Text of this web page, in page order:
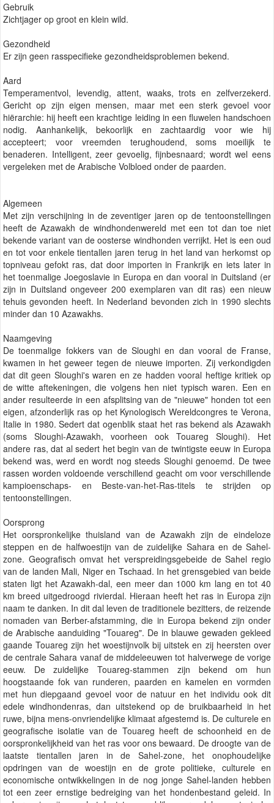
Gebruik
Zichtjager op groot en klein wild.
Gezondheid
Er zijn geen rasspecifieke gezondheidsproblemen bekend.
Aard
Temperamentvol, levendig, attent, waaks, trots en zelfverzekerd.
Gericht op zijn eigen mensen, maar met een sterk gevoel voor
hiërarchie: hij heeft een krachtige leiding in een fluwelen handschoen
nodig. Aanhankelijk, bekoorlijk en zachtaardig voor wie hij
accepteert; voor vreemden terughoudend, soms moeilijk te
benaderen. Intelligent, zeer gevoelig, fijnbesnaard; wordt wel eens
vergeleken met de Arabische Volbloed onder de paarden.
Algemeen
Met zijn verschijning in de zeventiger jaren op de tentoonstellingen
heeft de Azawakh de windhondenwereld met een tot dan toe niet
bekende variant van de oosterse windhonden verrijkt. Het is een oud
en tot voor enkele tientallen jaren terug in het land van herkomst op
topniveau gefokt ras, dat door importen in Frankrijk en iets later in
het toenmalige Joegoslavie in Europa en dan vooral in Duitsland (er
zijn in Duitsland ongeveer 200 exemplaren van dit ras) een nieuw
tehuis gevonden heeft. In Nederland bevonden zich in 1990 slechts
minder dan 10 Azawakhs.
Naamgeving
De toenmalige fokkers van de Sloughi en dan vooral de Franse,
kwamen in het geweer tegen de nieuwe importen. Zij verkondigden
dat dit geen Sloughi's waren en ze hadden vooral heftige kritiek op
de witte aftekeningen, die volgens hen niet typisch waren. Een en
ander resulteerde in een afsplitsing van de "nieuwe" honden tot een
eigen, afzonderlijk ras op het Kynologisch Wereldcongres te Verona,
Italie in 1980. Sedert dat ogenblik staat het ras bekend als Azawakh
(soms Sloughi-Azawakh, voorheen ook Touareg Sloughi). Het
andere ras, dat al sedert het begin van de twintigste eeuw in Europa
bekend was, werd en wordt nog steeds Sloughi genoemd. De twee
rassen worden voldoende verschillend geacht om voor verschillende
kampioenschaps- en Beste-van-het-Ras-titels te strijden op
tentoonstellingen.
Oorsprong
Het oorspronkelijke thuisland van de Azawakh zijn de eindeloze
steppen en de halfwoestijn van de zuidelijke Sahara en de Sahel-
zone. Geografisch omvat het verspreidingsgebeide de Sahel regio
van de landen Mali, Niger en Tschaad. In het grensgebied van beide
staten ligt het Azawakh-dal, een meer dan 1000 km lang en tot 40
km breed uitgedroogd rivierdal. Hieraan heeft het ras in Europa zijn
naam te danken. In dit dal leven de traditionele bezitters, de reizende
nomaden van Berber-afstamming, die in Europa bekend zijn onder
de Arabische aanduiding "Touareg". De in blauwe gewaden gekleed
gaande Touareg zijn het woestijnvolk bij uitstek en zij heersten over
de centrale Sahara vanaf de middeleeuwen tot halverwege de vorige
eeuw. De zuidelijke Touareg-stammen zijn bekend om hun
hoogstaande fok van runderen, paarden en kamelen en vormden
met hun diepgaand gevoel voor de natuur en het individu ook dit
edele windhondenras, dan uitstekend op de bruikbaarheid in het
ruwe, bijna mens-onvriendelijke klimaat afgestemd is. De culturele en
geografische isolatie van de Touareg heeft de schoonheid en de
oorspronkelijkheid van het ras voor ons bewaard. De droogte van de
laatste tientallen jaren in de Sahel-zone, het onophoudelijke
opdringen van de woestijn en de grote politieke, culturele en
economische ontwikkelingen in de nog jonge Sahel-landen hebben
tot een zeer ernstige bedreiging van het hondenbestand geleid. In